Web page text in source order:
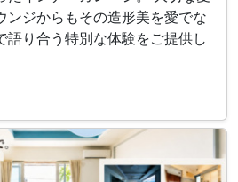
ンジからもその造形美を愛でな
語り合う特別な体験をご提供し